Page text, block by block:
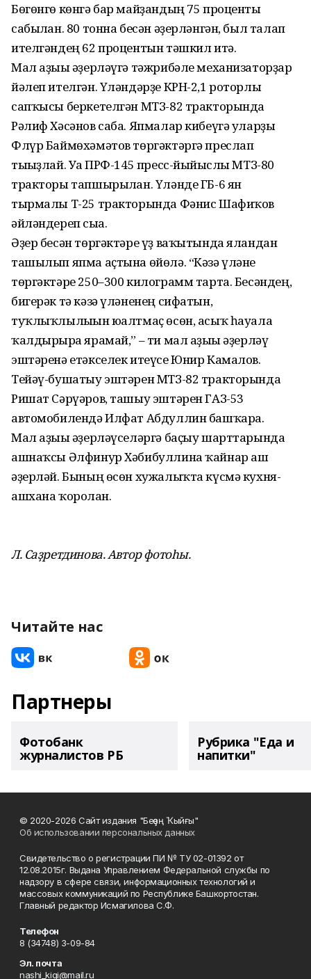
Бөгөнгө көнгә бар майҙандың 75 проценты
сабылған. 80 тонна бесән әҙерләнгән, был талап
ителгәндең 62 процентын тәшкил итә.
Мал аҙығы әҙерләүгә тәжрибәле механизаторҙар
йәлеп ителгән. Үләндәрҙе КРН-2,1 роторлы
сапҡысы беркетелгән МТЗ-82 тракторында
Рәлиф Хәсәнов саба. Япмалар кибеүгә уларҙы
Флүр Баймөхәмәтов төргәктәргә преслап
тығыҙлай. Уға ПРФ-145 пресс-йыйғыслы МТЗ-80
тракторы тапшырылған. Үләнде ГБ-6 ян
тырмалы Т-25 тракторында Фәнис Шафиҡов
әйләндереп сыға.
Әҙер бесән төргәктәре үҙ ваҡытында яландан
ташылып япма аҫтына өйөлә. “Кәзә үләне
төргәктәре 250–300 килограмм тарта. Бесәндең,
бигерәк тә кәзә үләненең сифатын,
туҡлыҡлылығын юғалтмаҫ өсөн, асыҡ һауала
ҡалдырырға ярамай,” – ти мал аҙығы әҙерләү
эштәренә етәкселек итеүсе Юнир Камалов.
Тейәү-бушатыу эштәрен МТЗ-82 тракторында
Ришат Сәрүәров, ташыу эштәрен ГАЗ-53
автомобилендә Илфат Абдуллин башҡара.
Мал аҙығы әҙерләүселәргә баҫыу шарттарында
ашнаҡсы Әлфинур Хәбибуллина ҡайнар аш
әҙерләй. Бының өсөн хужалыҡта күсмә кухня-
ашхана ҡоролған.
Л. Саҙретдинова.Автор фотоһы.
Читайте нас
Партнеры
Фотобанк
журналистов РБ
Рубрика "Еда и
напитки"
© 2020-2026 Сайт издания "Беҙҙең Ҡыйғы"
Об использовании персональных данных
Свидетельство о регистрации ПИ № ТУ 02-01392 от
12.08.2015г. Выдана Управлением Федеральной службы по
надзору в сфере связи, информационных технологий и
массовых коммуникаций по Республике Башкортостан.
Главный редактор Исмагилова С.Ф.
Телефон
8 (34748) 3-09-84
Эл. почта
nashi_kigi@mail.ru